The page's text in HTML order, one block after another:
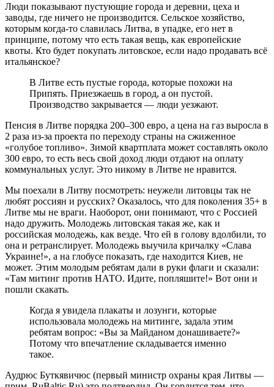
Люди показывают пустующие города и деревни, цеха и
заводы, где ничего не производится. Сельское хозяйство,
которым когда-то славилась Литва, в упадке, его нет в
принципе, потому что есть такая вещь, как европейские
квоты. Кто будет покупать литовское, если надо продавать всё
итальянское?
В Литве есть пустые города, которые похожи на
Припять. Приезжаешь в город, а он пустой.
Производство закрывается — люди уезжают.
Пенсия в Литве порядка 200–300 евро, а цена на газ выросла в
2 раза из-за проекта по переходу страны на сжиженное
«голубое топливо». Зимой квартплата может составлять около
300 евро, то есть весь свой доход люди отдают на оплату
коммунальных услуг. Это никому в Литве не нравится.
Мы поехали в Литву посмотреть: неужели литовцы так не
любят россиян и русских? Оказалось, что для поколения 35+ в
Литве мы не враги. Наоборот, они понимают, что с Россией
надо дружить. Молодежь литовская такая же, как и
российская молодежь, как везде. Что ей в голову вдолбили, то
она и ретранслирует. Молодежь выучила кричалку «Слава
Украине!», а на глобусе показать, где находится Киев, не
может. Этим молодым ребятам дали в руки флаги и сказали:
«Там митинг против НАТО. Идите, попляшите!» Вот они и
пошли скакать.
Когда я увидела плакаты и лозунги, которые
использовала молодежь на митинге, задала этим
ребятам вопрос: «Вы за Майданом донашиваете?»
Потому что впечатление складывается именно
такое.
Аудрюс Буткявичюс (первый министр охраны края Литвы —